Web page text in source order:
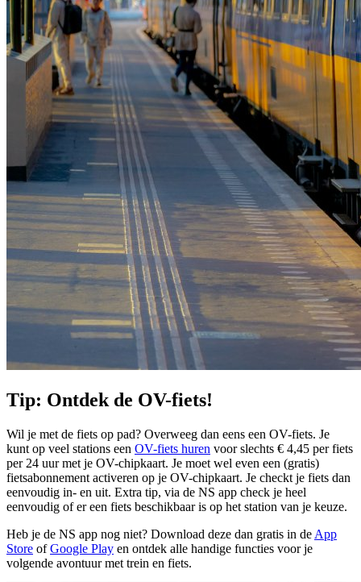
Tip: Ontdek de OV-fiets!
Wil je met de fiets op pad? Overweeg dan eens een OV-fiets. Je
kunt op veel stations een OV-fiets huren voor slechts € 4,45 per fiets
per 24 uur met je OV-chipkaart. Je moet wel even een (gratis)
fietsabonnement activeren op je OV-chipkaart. Je checkt je fiets dan
eenvoudig in- en uit. Extra tip, via de NS app check je heel
eenvoudig of er een fiets beschikbaar is op het station van je keuze.
Heb je de NS app nog niet? Download deze dan gratis in de App
Store ofGoogle Play en ontdek alle handige functies voor je
volgende avontuur met trein en fiets.